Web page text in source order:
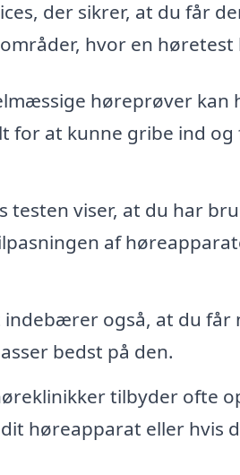
der sikrer, at du får
hvor en
høreprøver kan
for at kunne gribe ind
testen viser, at du har
af
indebærer også, at du
bedst på den.
tilbyder ofte
høreapparat eller hvis